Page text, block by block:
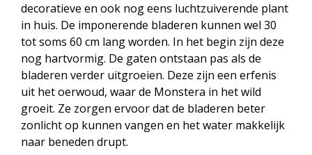
decoratieve en ook nog eens luchtzuiverende plant
in huis. De imponerende bladeren kunnen wel 30
tot soms 60 cm lang worden. In het begin zijn deze
nog hartvormig. De gaten ontstaan pas als de
bladeren verder uitgroeien. Deze zijn een erfenis
uit het oerwoud, waar de Monstera in het wild
groeit. Ze zorgen ervoor dat de bladeren beter
zonlicht op kunnen vangen en het water makkelijk
naar beneden drupt.